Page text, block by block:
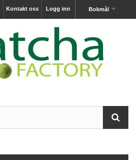
Bokmål
Logg inn
Kontakt oss